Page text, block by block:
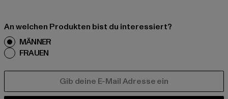
An welchen Produkten bist du interessiert?
MÄNNER
FRAUEN